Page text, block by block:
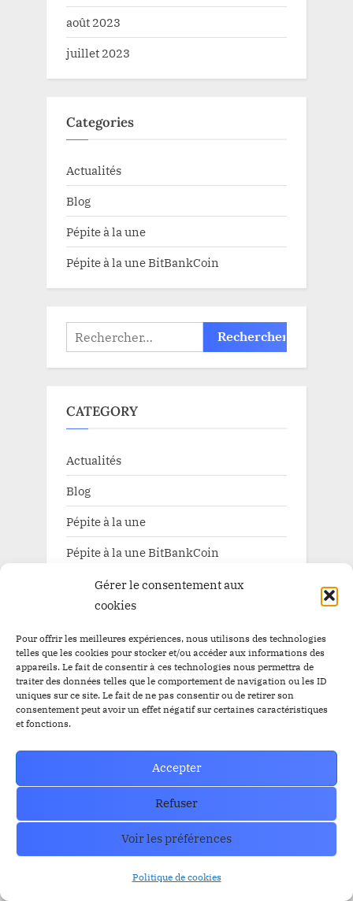
Gérer le consentement aux
cookies
Pour offrir les meilleures expériences, nous utilisons des technologies
telles que les cookies pour stocker et/ou accéder aux informations des
appareils. Le fait de consentir à ces technologies nous permettra de
traiter des données telles que le comportement de navigation ou les ID
uniques sur ce site. Le fait de ne pas consentir ou de retirer son
consentement peut avoir un effet négatif sur certaines caractéristiques
et fonctions.
Accepter
Refuser
Voir les préférences
Politique de cookies
août 2023
juillet 2023
Categories
Actualités
Blog
Pépite à la une
Pépite à la une BitBankCoin
Rechercher :
CATEGORY
Actualités
Blog
Pépite à la une
Pépite à la une BitBankCoin
$BBC $YEMAirdropAirdrop
$BBCAirdrops Altcoins Argentine Audit
BitBankCoin Visa Card NFTs
Bitwise BlackRock
ETF EthereumETFsethereum